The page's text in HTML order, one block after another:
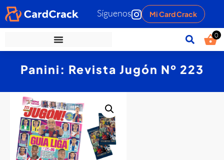
Síguenos Mi Card Crack
0
Panini: Revista Jugón Nº 223